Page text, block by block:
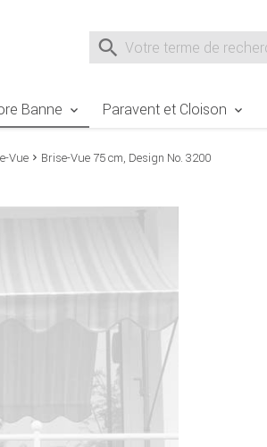
Suche nach
Banne Paravent et Cloison
Vue Brise-Vue 75 cm, Design No. 3200